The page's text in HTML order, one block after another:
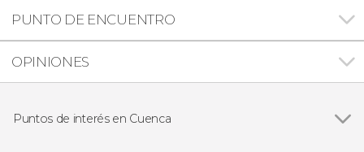
PUNTO DE ENCUENTRO
OPINIONES
Puntos de interés en Cuenca